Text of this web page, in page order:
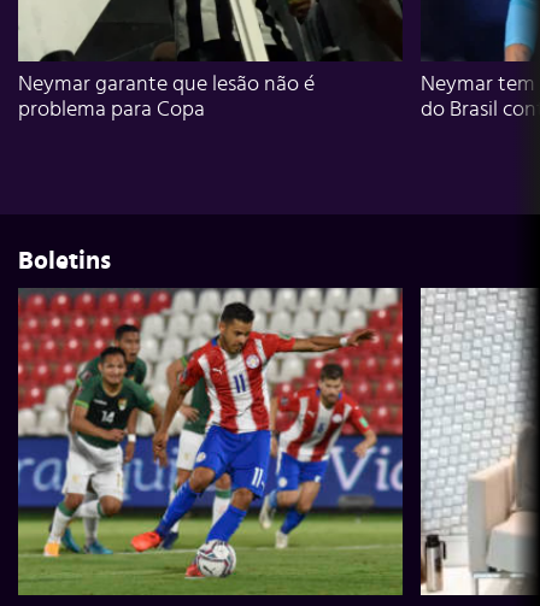
Neymar garante que lesão não é
problema para Copa
Neymar
do Brasil
Boletins